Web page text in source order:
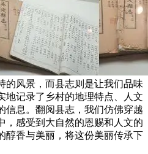
的风景，而县志则是让我们品味
地记录了乡村的地理特点、人文
信息。翻阅县志，我们仿佛穿越
，感受到大自然的恩赐和人文的
醇香与美丽，将这份美丽传承下